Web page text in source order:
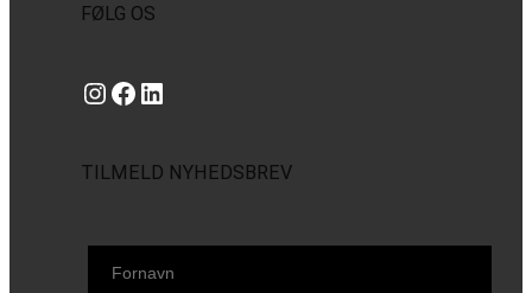
FØLG OS
Instagram https://www.facebook.com/danishbeachvolleytour LinkedIn
TILMELD NYHEDSBREV